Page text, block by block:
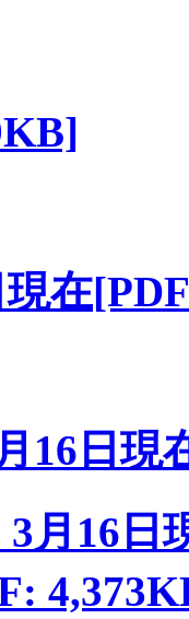
在
16日現
16日